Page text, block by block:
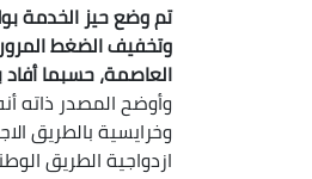
تم وضع حيز الخدمة
وتخفيف الضغط
العاصمة، حسبما أفاد
وخرايسية بالطريق
ازدواجية الطريق الوطني رقم 36 الرابط بين بلديتي